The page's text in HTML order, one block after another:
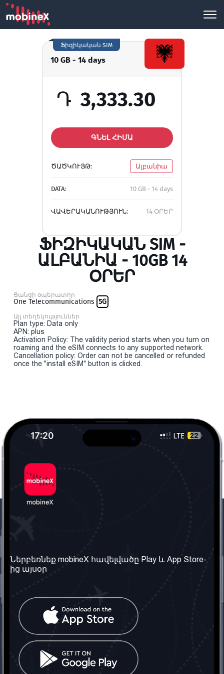
10 GB - 14 days
Ֆիզիկական SIM
Դ 3,333.30
ԳՆԵԼ ՀԻՄԱ
ԾԱԾԿՈՒՅԹ: Ալբանիա
DATA: 10 GB - 14 days
ՎԱՎԵՐԱԿԱՆՈՒԹՅՈՒՆ: 14 ՕՐԵՐ
ՖԻԶԻԿԱԿԱՆ SIM -
ԱԼԲԱՆԻԱ - 10GB 14
ՕՐԵՐ
Ցանցի օպերատոր
One Telecommunications 5G
Այլ տեղեկություններ
Plan type: Data only
APN: plus
Activation Policy: The validity period starts when you turn on
roaming and the eSIM connects to any supported network.
Cancellation policy: Order can not be cancelled or refunded
once the "install eSIM" button is clicked.
Մեր մասին
Մեր ծառայությունները
Պայմաններ և դրույթներ
Հաճախ տրվող հարցեր
Կապ մեզ հետ
Միացյալ
Թագավորություն: Մենք
գործընկեր ենք
Տարածել
սոցիալական
ցանցում
Ներբեռնեք mobineX հավելվածը Play և App Store-
ից այսօր